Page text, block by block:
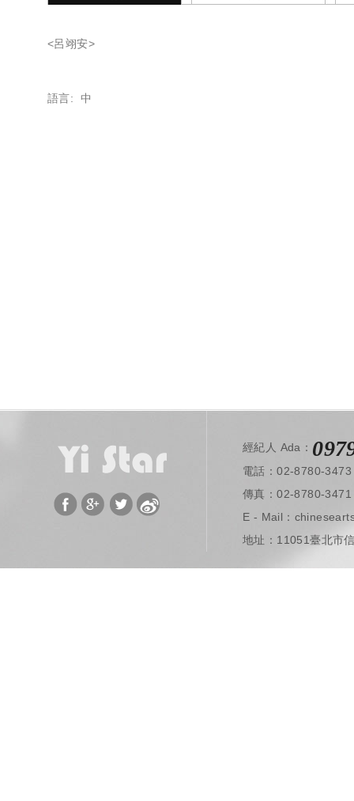
<呂翊安>
語言: 中
經紀人 Ada：
電話：02-8780-3473
​ 傳真：02-8780-3471
E - Mail：
地址：11051臺北市